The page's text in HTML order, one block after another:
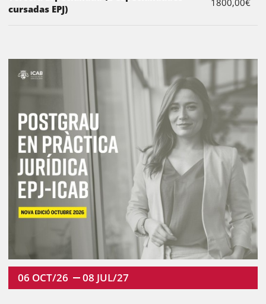
cursadas EPJ)
1800,00€
06 OCT/26 08 JUL/27